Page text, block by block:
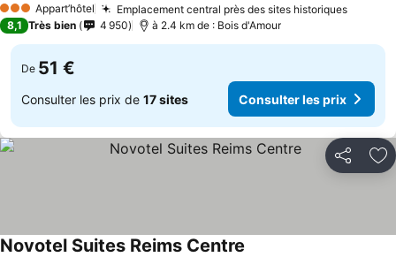
3 ÉtoilesAppart’hôtel Emplacement central près des sites historiques
8,1 Très bien 4 950 à 2.4 km de : Bois d'Amour
De 51 €
Consulter les prix de 17 sites Consulter les prix
Partager
Novotel Suites Reims Centre